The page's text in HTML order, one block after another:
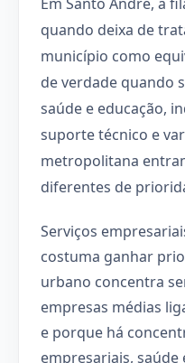
quando deixa de
município como
de verdade quando
saúde e educação,
suporte técnico e
metropolitana
diferentes de
Serviços
costuma ganhar
urbano concentra
empresas médias
e porque há
empresariais, saúde